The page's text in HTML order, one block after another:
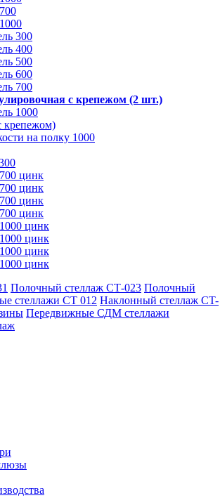
300
400
500
600
700
с крепежом (2 шт.)
1000
крепежом)
на полку 1000
цинк
цинк
цинк
цинк
цинк
цинк
цинк
цинк
Полочный стеллаж СТ-023 Полочный
стеллажи СТ 012 Наклонный стеллаж CT-
Передвижные СДМ стеллажи